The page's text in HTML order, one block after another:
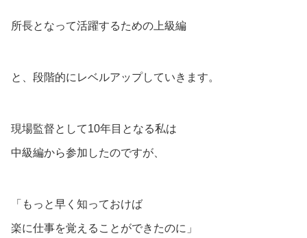
所長となって活躍するための上級編
と、段階的にレベルアップしていきます。
現場監督として10年目となる私は
中級編から参加したのですが、
「もっと早く知っておけば
楽に仕事を覚えることができたのに」